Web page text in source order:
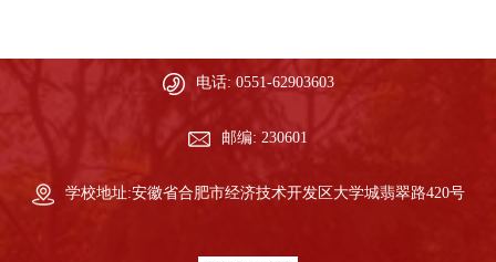
电话: 0551-62903603
邮编: 230601
学校地址:安徽省合肥市经济技术开发区大学城翡翠路420号